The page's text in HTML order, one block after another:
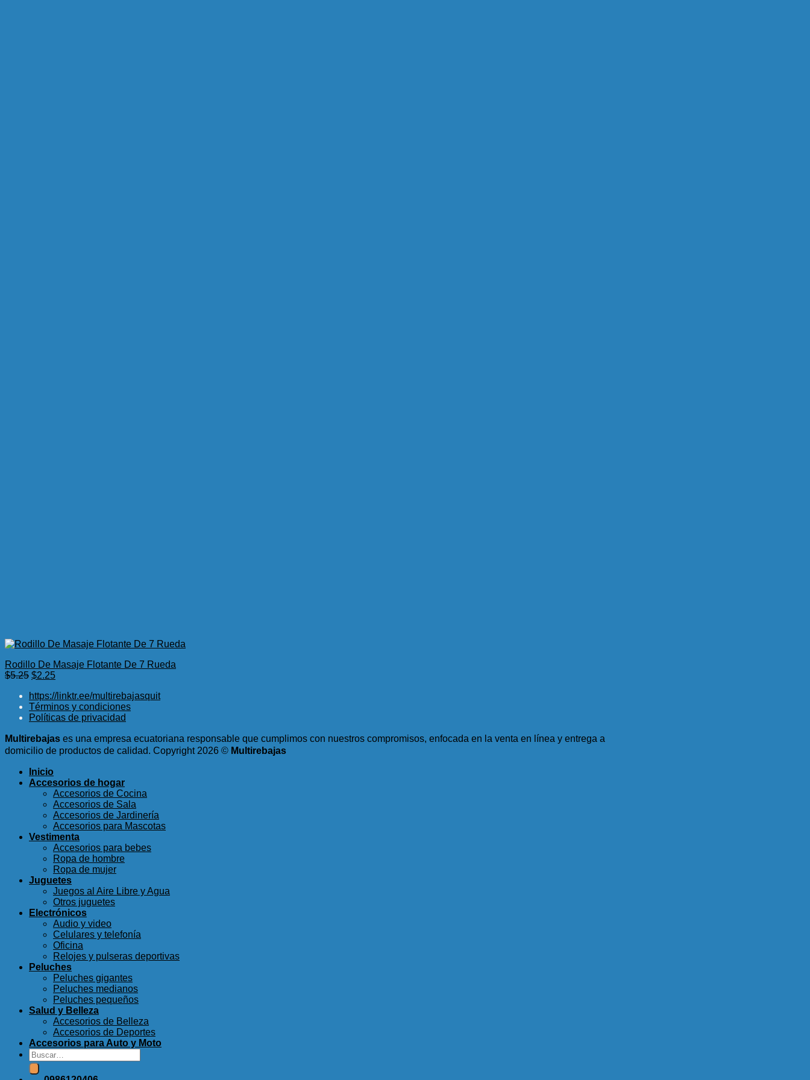
Rodillo De Masaje Flotante De 7 Rueda
$5.25 El
original
era:
$5.25.
$2.25El
actual
es:
$2.25.
https://linktr.ee/multirebajasquit
Términos y condiciones
Políticas de privacidad
Multirebajas es una empresa ecuatoriana responsable que cumplimos con nuestros compromisos, enfocada en la venta en línea y entrega a
domicilio de productos de calidad. Copyright 2026 © Multirebajas
Inicio
Accesorios de hogar
Accesorios de Cocina
Accesorios de Sala
Accesorios de Jardinería
Accesorios para Mascotas
Vestimenta
Accesorios para bebes
Ropa de hombre
Ropa de mujer
Juguetes
Juegos al Aire Libre y Agua
Otros juguetes
Electrónicos
Audio y video
Celulares y telefonía
Oficina
Relojes y pulseras deportivas
Peluches
Peluches gigantes
Peluches medianos
Peluches pequeños
Salud y Belleza
Accesorios de Belleza
Accesorios de Deportes
Accesorios para Auto y Moto
Buscar
por: